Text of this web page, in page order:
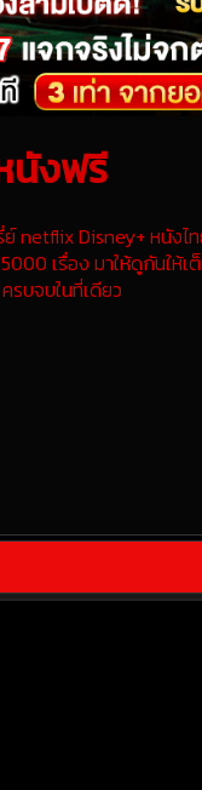
นังฟรี
netflix Disney+ หนัง
เรื่อง มาให้ดูกันให้
รบจบในที่เดียว